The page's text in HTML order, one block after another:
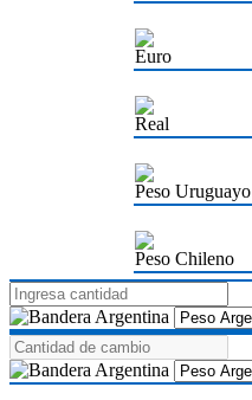
Euro
Real
Peso Uruguayo
Peso Chileno